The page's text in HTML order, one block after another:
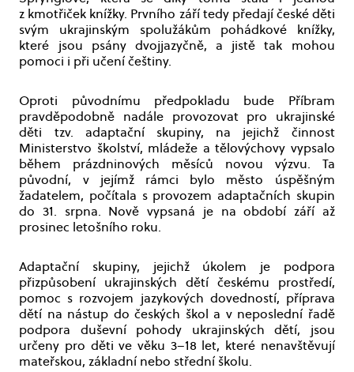
z kmotřiček knížky. Prvního září tedy předají české děti
svým ukrajinským spolužákům pohádkové knížky,
které jsou psány dvojjazyčně, a jistě tak mohou
pomoci i při učení češtiny.
Oproti původnímu předpokladu bude Příbram
pravděpodobně nadále provozovat pro ukrajinské
děti tzv. adaptační skupiny, na jejichž činnost
Ministerstvo školství, mládeže a tělovýchovy vypsalo
během prázdninových měsíců novou výzvu. Ta
původní, v jejímž rámci bylo město úspěšným
žadatelem, počítala s provozem adaptačních skupin
do 31. srpna. Nově vypsaná je na období září až
prosinec letošního roku.
Adaptační skupiny, jejichž úkolem je podpora
přizpůsobení ukrajinských dětí českému prostředí,
pomoc s rozvojem jazykových dovedností, příprava
dětí na nástup do českých škol a v neposlední řadě
podpora duševní pohody ukrajinských dětí, jsou
určeny pro děti ve věku 3–18 let, které nenavštěvují
mateřskou, základní nebo střední školu.